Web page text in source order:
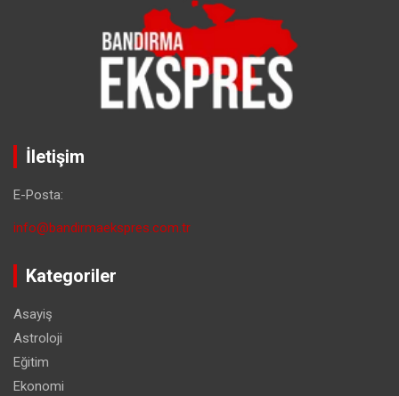
İletişim
E-Posta:
info@bandirmaekspres.com.tr
Kategoriler
Asayiş
Astroloji
Eğitim
Ekonomi